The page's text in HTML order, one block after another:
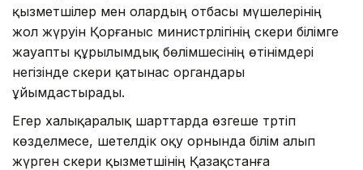
қызметшілер мен олардың отбасы мүшелерінің
жол жүруін Қорғаныс министрлігінің әскери білімге
жауапты құрылымдық бөлімшесінің өтінімдері
негізінде әскери қатынас органдары
ұйымдастырады.
Егер халықаралық шарттарда өзгеше тәртіп
көзделмесе, шетелдік оқу орнында білім алып
жүрген әскери қызметшінің Қазақстанға